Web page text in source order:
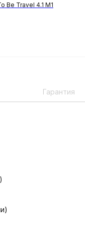
Be Travel 4.1 M1
Гарантия